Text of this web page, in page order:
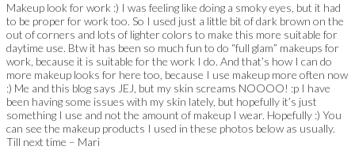
Makeup look for work :) I was feeling like doing a smoky eyes, but it had
to be proper for work too. So I used just a little bit of dark brown on the
out of corners and lots of lighter colors to make this more suitable for
daytime use. Btw it has been so much fun to do “full glam” makeups for
work, because it is suitable for the work I do. And that’s how I can do
more makeup looks for here too, because I use makeup more often now
:) Me and this blog says JEJ, but my skin screams NOOOO! :p I have
been having some issues with my skin lately, but hopefully it’s just
something I use and not the amount of makeup I wear. Hopefully :) You
can see the makeup products I used in these photos below as usually.
Till next time – Mari